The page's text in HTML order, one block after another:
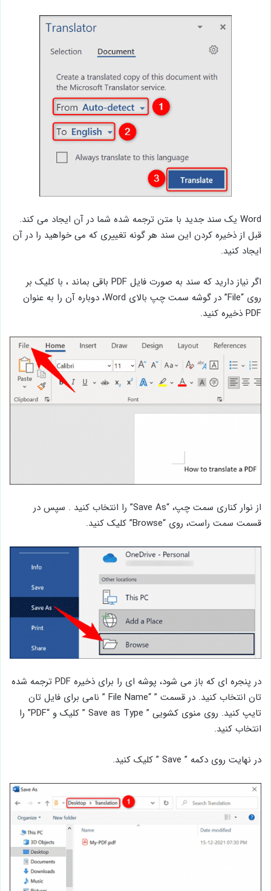
Word یک سند جدید با متن ترجمه شده شما در آن ایجاد می کند.
قبل از ذخیره کردن این سند هر گونه تغییری که می خواهید را در آن
ایجاد کنید.
اگر نیاز دارید که سند به صورت فایل PDF باقی بماند ، با کلیک بر
روی “File” در گوشه سمت چپ بالای Word، دوباره آن را به عنوان
PDF ذخیره کنید.
از نوار کناری سمت چپ، “Save As” را انتخاب کنید . سپس در
قسمت سمت راست، روی “Browse” کلیک کنید.
در پنجره ای که باز می شود، پوشه ای را برای ذخیره PDF ترجمه شده
تان انتخاب کنید. در قسمت ” “File Name ” نامی برای فایل تان
تایپ کنید. روی منوی کشویی ” Save as Type ” کلیک و “PDF” را
انتخاب کنید.
در نهایت روی دکمه ” Save ” کلیک کنید.